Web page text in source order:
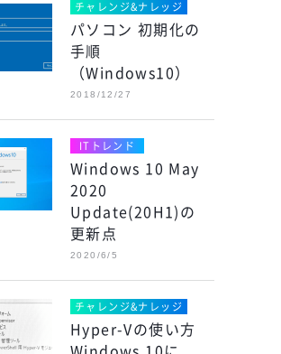
チャレンジ&ナレッジ
パソコン 初期化の
手順
（Windows10）
2018/12/27
ITトレンド
Windows 10 May
2020
Update(20H1)の
更新点
2020/6/5
チャレンジ&ナレッジ
Hyper-Vの使い方